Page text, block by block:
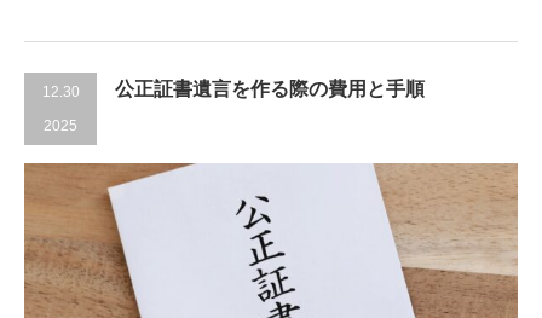
12.30
2025
公正証書遺言を作る際の費用と手順